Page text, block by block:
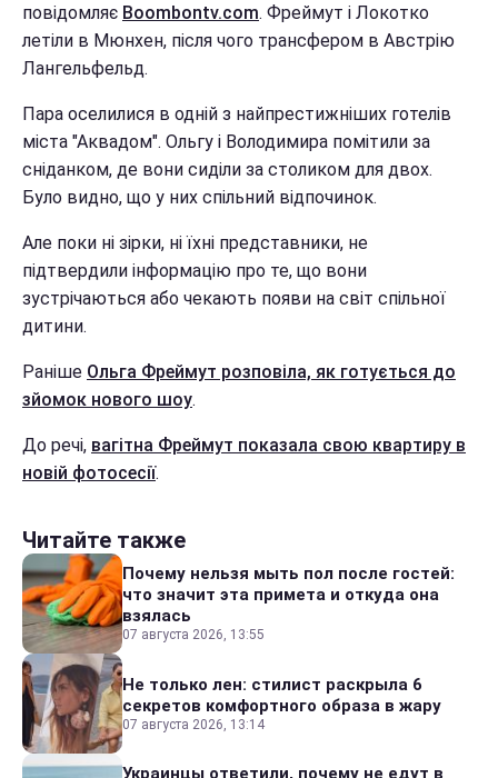
повідомляє Boombontv.com. Фреймут і Локотко
летіли в Мюнхен, після чого трансфером в Австрію
Лангельфельд.
Пара оселилися в одній з найпрестижніших готелів
міста "Аквадом". Ольгу і Володимира помітили за
сніданком, де вони сиділи за столиком для двох.
Було видно, що у них спільний відпочинок.
Але поки ні зірки, ні їхні представники, не
підтвердили інформацію про те, що вони
зустрічаються або чекають появи на світ спільної
дитини.
Раніше Ольга Фреймут розповіла, як готується до
зйомок нового шоу.
До речі, вагітна Фреймут показала свою квартиру в
новій фотосесії.
Читайте также
Почему нельзя мыть пол после гостей:
что значит эта примета и откуда она
взялась
07 августа 2026, 13:55
Не только лен: стилист раскрыла 6
секретов комфортного образа в жару
07 августа 2026, 13:14
Украинцы ответили, почему не едут в